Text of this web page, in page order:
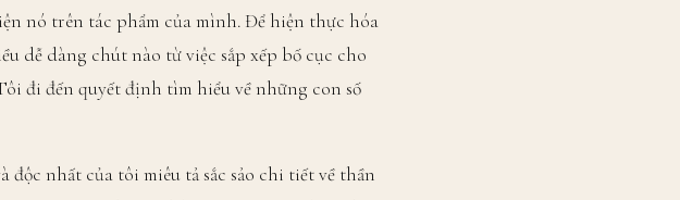
nó trên tác phẩm của mình. Để hiện thực hóa
dễ dàng chút nào từ việc sắp xếp bố cục cho
đi đến quyết định tìm hiểu về những con số
nhất của tôi miêu tả sắc sảo chi tiết về thần